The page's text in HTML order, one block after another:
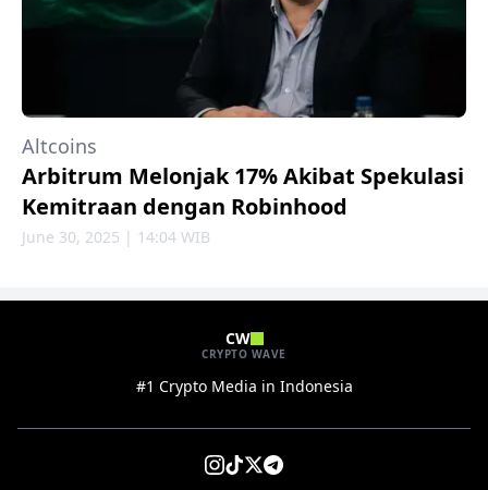
Altcoins
Arbitrum Melonjak 17% Akibat Spekulasi
Kemitraan dengan Robinhood
June 30, 2025 | 14:04 WIB
CW
CRYPTO WAVE
#1 Crypto Media in Indonesia